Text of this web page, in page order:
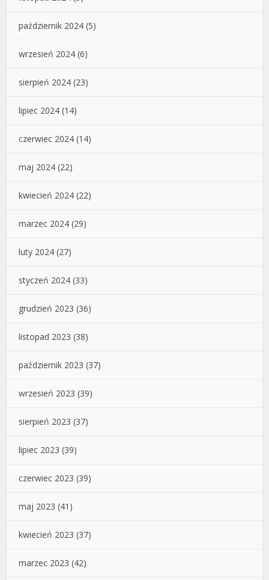
październik 2024 (5)
wrzesień 2024 (6)
sierpień 2024 (23)
lipiec 2024 (14)
czerwiec 2024 (14)
maj 2024 (22)
kwiecień 2024 (22)
marzec 2024 (29)
luty 2024 (27)
styczeń 2024 (33)
grudzień 2023 (36)
listopad 2023 (38)
październik 2023 (37)
wrzesień 2023 (39)
sierpień 2023 (37)
lipiec 2023 (39)
czerwiec 2023 (39)
maj 2023 (41)
kwiecień 2023 (37)
marzec 2023 (42)